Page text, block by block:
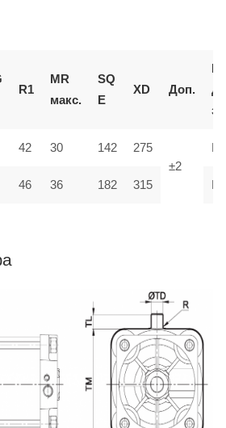
R1
MR
макс.
SQ
E
XD Доп.
42 30 142
275
±2
46 36 182 315